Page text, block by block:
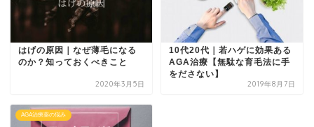
はげの原因｜なぜ薄毛になる
のか？知っておくべきこと
2020年3月5日
10代20代｜若ハゲに効果ある
AGA治療【無駄な育毛法に手
をださない】
2019年8月7日
AGA治療薬の悩み